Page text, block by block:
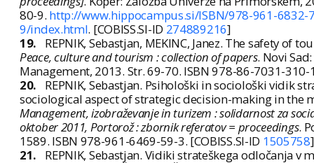
80-9. http://www.hippocampus.si/ISBN/978-961-6832-
9/index.html. [COBISS.SI-ID 274889216]
19.
REPNIK, Sebastjan, MEKINC, Janez. The safety
Peace, culture and tourism : collection of papers. Novi
Management, 2013. Str. 69-70. ISBN 978-86-7031-310-
20.
REPNIK, Sebastjan. Psihološki in sociološki vidik
sociological aspect of strategic decision-making in the
Management, izobraževanje in turizem : solidarnost za
oktober 2011, Portorož : zbornik referatov = proceedings.
1589. ISBN 978-961-6469-59-3. [COBISS.SI-ID 1505758]
21.
REPNIK, Sebastjan. Vidiki strateškega odločanja